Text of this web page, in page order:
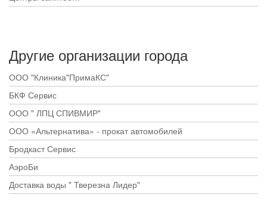
Другие организации города
ООО "Клиника"ПримаКС"
БКФ Сервис
ООО " ЛПЦ СПИВМИР"
ООО «Альтернатива» - прокат автомобилей
Бродкаст Сервис
АэроБи
Доставка воды " Тверезна Лидер"